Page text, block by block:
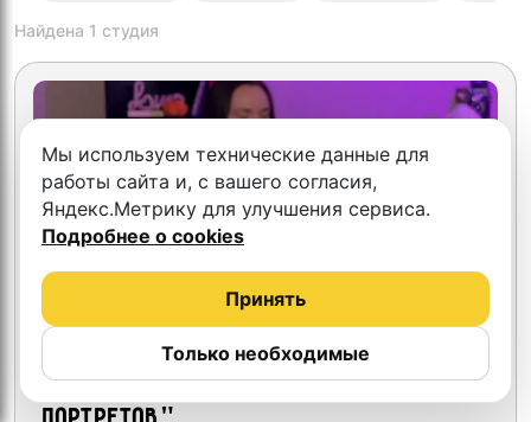
Найдена 1 студия
Контент студия "Миллион
Мы используем технические данные для
работы сайта и, с вашего согласия,
Яндекс.Метрику для улучшения сервиса.
Подробнее о cookies
Только необходимые
Принять